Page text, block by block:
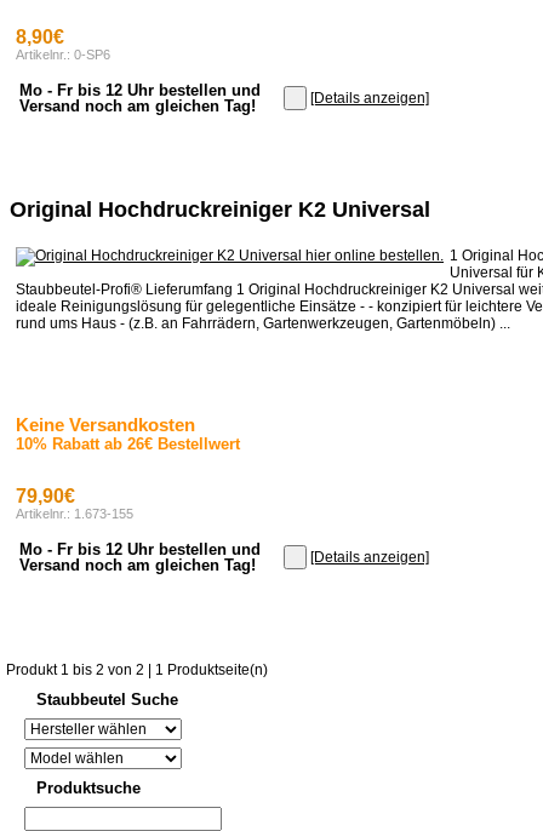
8,90€
Artikelnr.: 0-SP6
Mo - Fr bis 12 Uhr bestellen und
Versand noch am gleichen Tag!
[Details anzeigen]
Original Hochdruckreiniger K2 Universal
1 Original
Universal für
Staubbeutel-Profi® Lieferumfang 1 Original Hochdruckreiniger K2 Universal
ideale Reinigungslösung für gelegentliche Einsätze - - konzipiert für leichtere
rund ums Haus - (z.B. an Fahrrädern, Gartenwerkzeugen, Gartenmöbeln) ...
Keine Versandkosten
10% Rabatt ab 26€ Bestellwert
79,90€
Artikelnr.: 1.673-155
Mo - Fr bis 12 Uhr bestellen und
Versand noch am gleichen Tag!
[Details anzeigen]
Produkt 1 bis 2 von 2 | 1 Produktseite(n)
Staubbeutel Suche
Produktsuche